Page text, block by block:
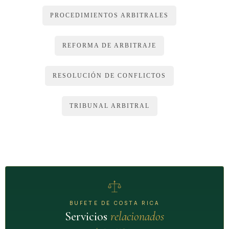
acuerdo de arbitraje por escrito, siempre que dicha
referencia implique que esa cláusula forma parte del
PROCEDIMIENTOS ARBITRALES
REFORMA DE ARBITRAJE
RESOLUCIÓN DE CONFLICTOS
TRIBUNAL ARBITRAL
BUFETE DE COSTA RICA
Servicios relacionados